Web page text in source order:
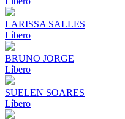
LARISSA SALLES
Líbero
BRUNO JORGE
Líbero
SUELEN SOARES
Líbero